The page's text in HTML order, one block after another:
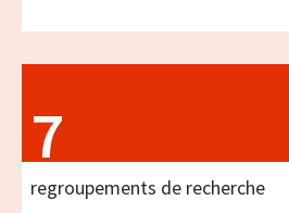
7
regroupements de recherche